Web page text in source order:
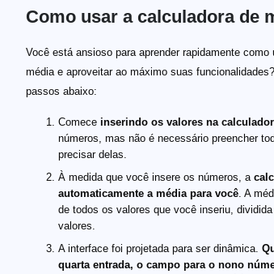
Como usar a calculadora de
Você está ansioso para aprender rapidamente
média e aproveitar ao máximo suas
passos abaixo:
Comece inserindo os valores na
números, mas não é necessário preencher
precisar delas.
À medida que você insere os números, a
automaticamente a média para você. A
de todos os valores que você inseriu,
valores.
A interface foi projetada para ser dinâmica.
quarta entrada, o campo para o nono